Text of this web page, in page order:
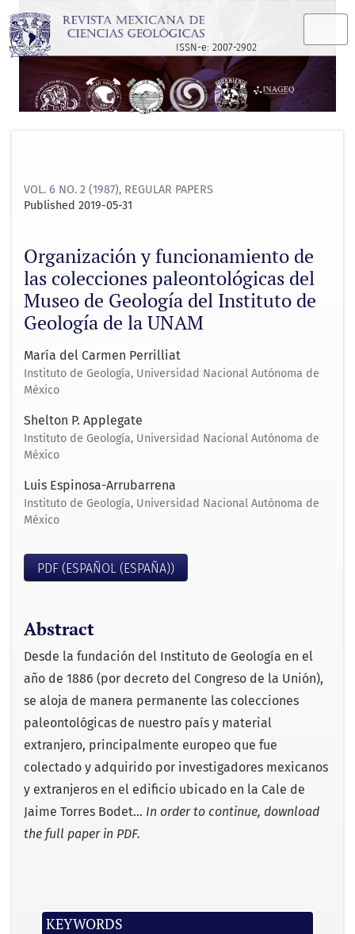
ISSN-e: 2007-2902
VOL. 6 NO. 2 (1987), REGULAR PAPERS
Organización y funcionamiento de
las colecciones paleontológicas del
Museo de Geología del Instituto de
Geología de la UNAM
Published 2019-05-31
María del Carmen Perrilliat
Instituto de Geología, Universidad Nacional Autónoma de
México
Shelton P. Applegate
Instituto de Geología, Universidad Nacional Autónoma de
México
Luis Espinosa-Arrubarrena
Instituto de Geología, Universidad Nacional Autónoma de
México
PDF (ESPAÑOL (ESPAÑA))
KEYWORDS
Abstract
Desde la fundación del Instituto de Geología en el
año de 1886 (por decreto del Congreso de la Unión),
se aloja de manera permanente las colecciones
paleontológicas de nuestro país y material
extranjero, principalmente europeo que fue
colectado y adquirido por investigadores mexicanos
y extranjeros en el edificio ubicado en la Cale de
Jaime Torres Bodet… In order to continue, download
the full paper in PDF.